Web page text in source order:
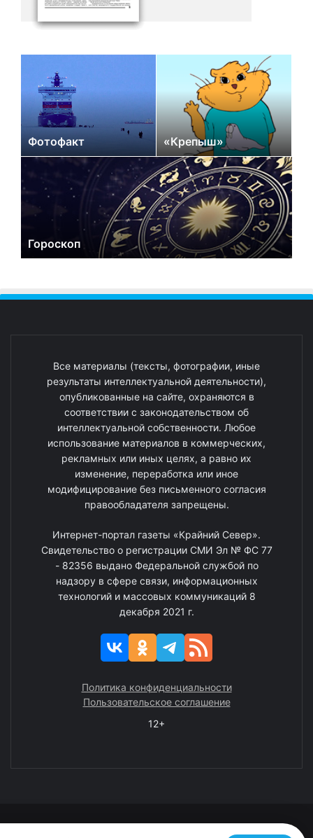
Фотофакт «Крепыш»
Гороскоп
Все материалы (тексты, фотографии, иные
результаты интеллектуальной деятельности),
опубликованные на сайте, охраняются в
соответствии с законодательством об
интеллектуальной собственности. Любое
использование материалов в коммерческих,
рекламных или иных целях, а равно их
изменение, переработка или иное
модифицирование без письменного согласия
правообладателя запрещены.
Интернет-портал газеты «Крайний Север».
Свидетельство о регистрации СМИ Эл № ФС 77
- 82356 выдано Федеральной службой по
надзору в сфере связи, информационных
технологий и массовых коммуникаций 8
декабря 2021 г.
Политика конфиденциальности
Пользовательское соглашение
12+